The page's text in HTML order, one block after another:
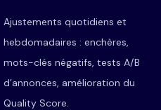
Ajustements quotidiens et
hebdomadaires : enchères,
mots-clés négatifs, tests A/B
d’annonces, amélioration du
Quality Score.